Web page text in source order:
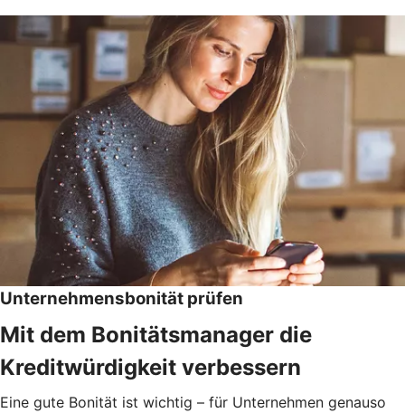
Unternehmensbonität prüfen
Mit dem Bonitätsmanager die
Kreditwürdigkeit verbessern
Eine gute Bonität ist wichtig – für Unternehmen genauso